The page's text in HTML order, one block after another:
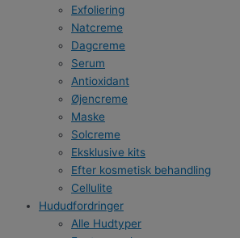
Exfoliering
Natcreme
Dagcreme
Serum
Antioxidant
Øjencreme
Maske
Solcreme
Eksklusive kits
Efter kosmetisk behandling
Cellulite
Hududfordringer
Alle Hudtyper